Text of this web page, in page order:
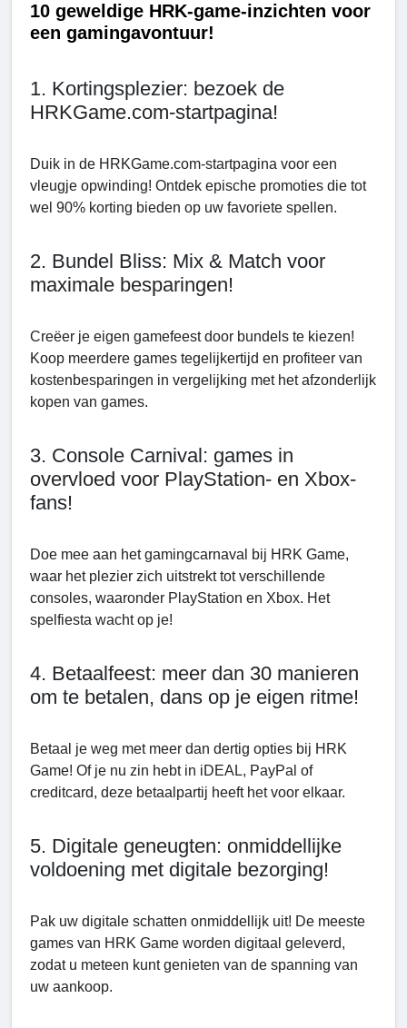
10 geweldige HRK-game-inzichten voor
een gamingavontuur!
1. Kortingsplezier: bezoek de
HRKGamе.com-startpagina!
Duik in de HRKGamе.com-startpagina voor een
vleugje opwinding! Ontdek epische promoties die tot
wel 90% korting bieden op uw favoriete spellen.
2. Bundel Bliss: Mix & Match voor
maximale besparingen!
Creëer je eigen gamefeest door bundels te kiezen!
Koop meerdere games tegelijkertijd en profiteer van
kostenbesparingen in vergelijking met het afzonderlijk
kopen van games.
3. Console Carnival: games in
overvloed voor PlayStation- en Xbox-
fans!
Doe mee aan het gamingcarnaval bij HRK Game,
waar het plezier zich uitstrekt tot verschillende
consoles, waaronder PlayStation en Xbox. Het
spelfiеsta wacht op je!
4. Betaalfeest: meer dan 30 manieren
om te betalen, dans op je eigen ritme!
Betaal je weg met meer dan dertig opties bij HRK
Game! Of je nu zin hebt in iDEAL, PayPal of
creditcard, deze betaalpartij heeft het voor elkaar.
5. Digitale geneugten: onmiddellijke
voldoening met digitale bezorging!
Pak uw digitale schatten onmiddellijk uit! De meeste
games van HRK Game worden digitaal geleverd,
zodat u meteen kunt genieten van de spanning van
uw aankoop.